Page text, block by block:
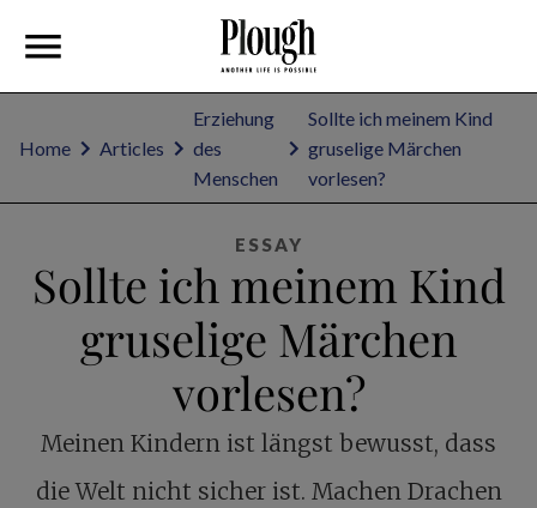
Home Articles
Erziehung
des
Menschen
Sollte ich meinem Kind
gruselige Märchen
vorlesen?
ESSAY
Sollte ich meinem Kind
gruselige Märchen
vorlesen?
Meinen Kindern ist längst bewusst, dass
die Welt nicht sicher ist. Machen Drachen